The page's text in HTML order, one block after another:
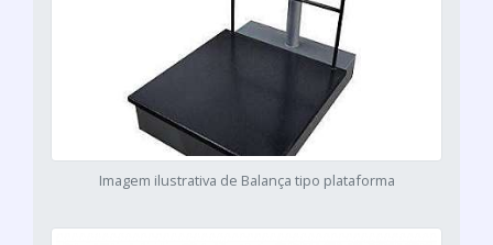
Imagem ilustrativa de Balança tipo plataforma